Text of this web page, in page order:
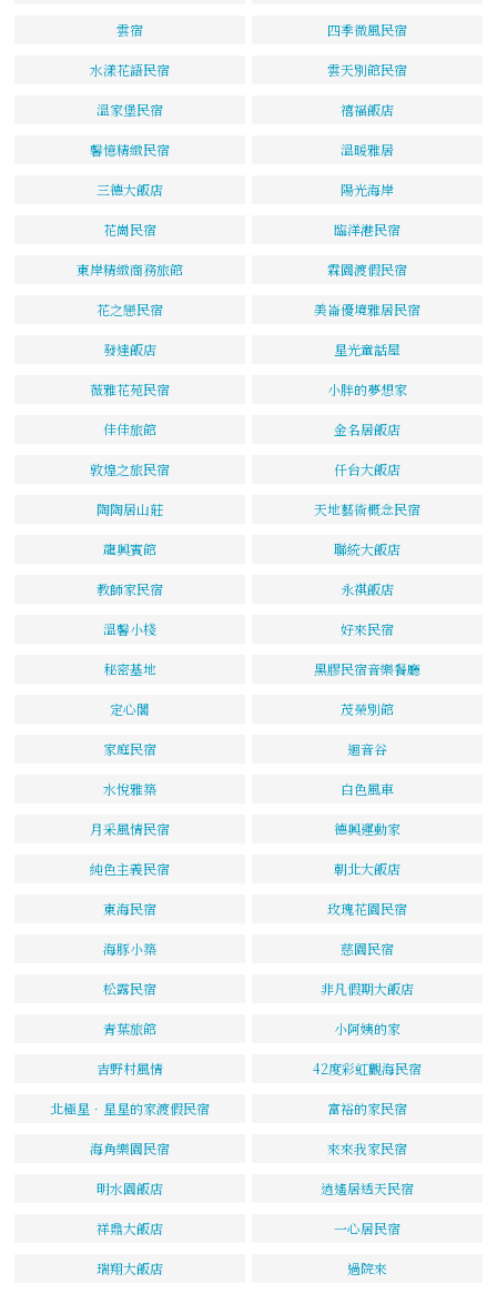
雲宿 四季微風民宿
水漾花語民宿 雲天別館民宿
溫家堡民宿 禧福飯店
馨憶精緻民宿 溫暖雅居
三德大飯店 陽光海岸
花崗民宿 臨洋港民宿
東岸精緻商務旅館 霖園渡假民宿
花之戀民宿 美崙優境雅居民宿
發達飯店 星光童話屋
薇雅花苑民宿 小胖的夢想家
佳佳旅館 金名居飯店
敦煌之旅民宿 仟台大飯店
陶陶居山莊 天地藝術概念民宿
龍興賓館 聯統大飯店
教師家民宿 永祺飯店
溫馨小棧 好來民宿
秘密基地 黑膠民宿音樂餐廳
定心閣 茂榮別館
家庭民宿 迴音谷
水悅雅築 白色風車
月采風情民宿 德興運動家
純色主義民宿 朝北大飯店
東海民宿 玫瑰花園民宿
海豚小築 慈園民宿
松露民宿 非凡假期大飯店
青葉旅館 小阿姨的家
吉野村風情 42度彩虹觀海民宿
北極星．星星的家渡假民宿 富裕的家民宿
海角樂園民宿 來來我家民宿
明水園飯店 逍遙居透天民宿
祥鼎大飯店 一心居民宿
瑞翔大飯店 過院來